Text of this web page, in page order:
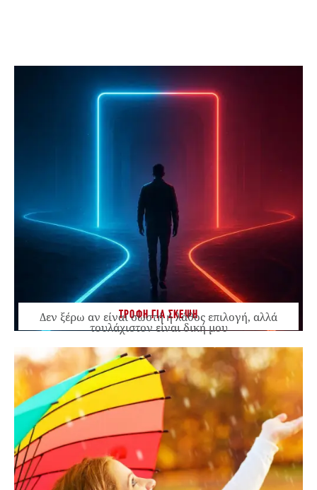
ΤΡΟΦΗ ΓΙΑ ΣΚΕΨΗ
Δεν ξέρω αν είναι σωστή ή λάθος επιλογή, αλλά
τουλάχιστον είναι δική μου